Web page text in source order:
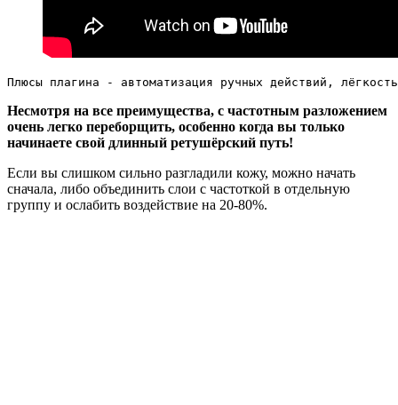
Плюсы плагина - автоматизация ручных действий,
Несмотря на все преимущества, с частотным разложением
очень легко переборщить, особенно когда вы только
начинаете свой длинный ретушёрский путь!
Если вы слишком сильно разгладили кожу, можно начать
сначала, либо объединить слои с частоткой в отдельную
группу и ослабить воздействие на 20-80%.